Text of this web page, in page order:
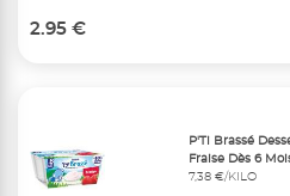
2.95 €
P'Ti Brassé
Fraise Dès 6
7,38 €/KILO